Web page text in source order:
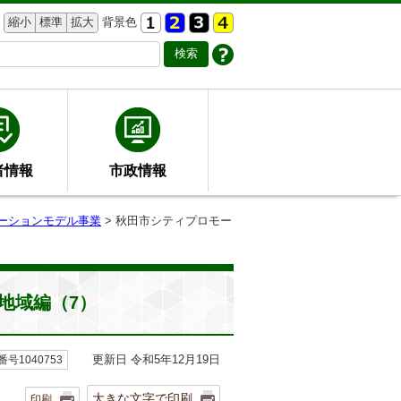
縮小 標準 拡大 背景色
情報 市政情報
ションモデル事業 > 秋田市シティプロモー
編（7）
号1040753 更新日 令和5年12月19日